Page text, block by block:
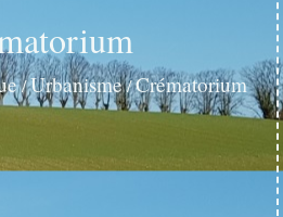
/Urbanisme/Crématorium